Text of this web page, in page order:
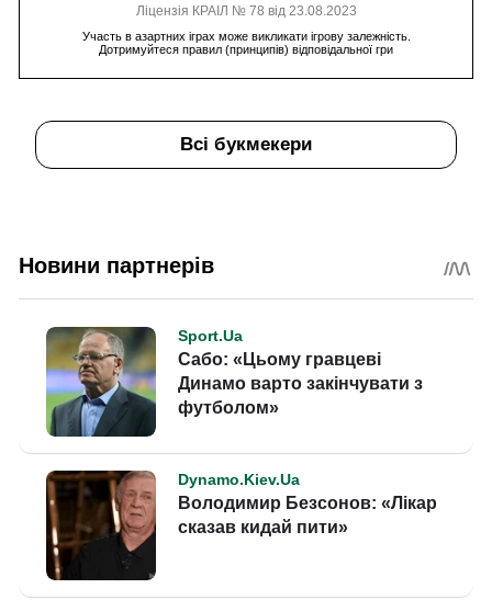
Ліцензія КРАІЛ № 78 від 23.08.2023
Участь в азартних іграх може викликати ігрову залежність.
Дотримуйтеся правил (принципів) відповідальної гри
Всі букмекери